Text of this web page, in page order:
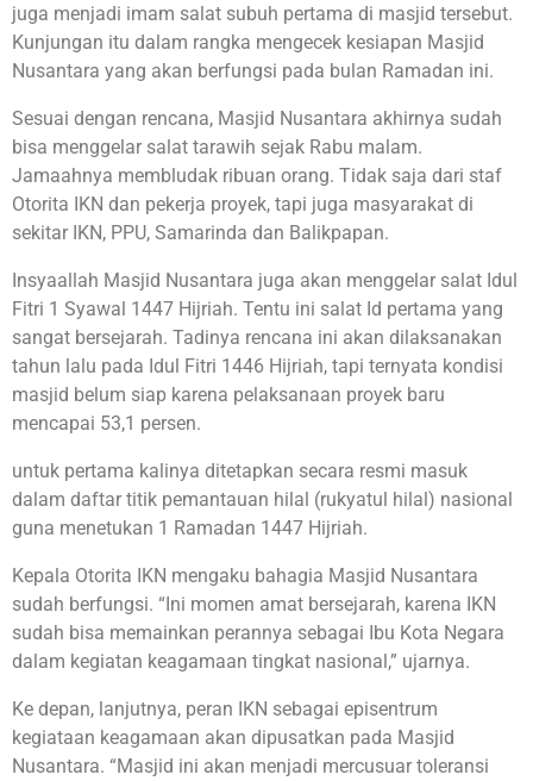
juga menjadi imam salat subuh pertama di masjid tersebut.
Kunjungan itu dalam rangka mengecek kesiapan Masjid
Nusantara yang akan berfungsi pada bulan Ramadan ini.
Sesuai dengan rencana, Masjid Nusantara akhirnya sudah
bisa menggelar salat tarawih sejak Rabu malam.
Jamaahnya membludak ribuan orang. Tidak saja dari staf
Otorita IKN dan pekerja proyek, tapi juga masyarakat di
sekitar IKN, PPU, Samarinda dan Balikpapan.
Insyaallah Masjid Nusantara juga akan menggelar salat Idul
Fitri 1 Syawal 1447 Hijriah. Tentu ini salat Id pertama yang
sangat bersejarah. Tadinya rencana ini akan dilaksanakan
tahun lalu pada Idul Fitri 1446 Hijriah, tapi ternyata kondisi
masjid belum siap karena pelaksanaan proyek baru
mencapai 53,1 persen.
untuk pertama kalinya ditetapkan secara resmi masuk
dalam daftar titik pemantauan hilal (rukyatul hilal) nasional
guna menetukan 1 Ramadan 1447 Hijriah.
Kepala Otorita IKN mengaku bahagia Masjid Nusantara
sudah berfungsi. “Ini momen amat bersejarah, karena IKN
sudah bisa memainkan perannya sebagai Ibu Kota Negara
dalam kegiatan keagamaan tingkat nasional,” ujarnya.
Ke depan, lanjutnya, peran IKN sebagai episentrum
kegiataan keagamaan akan dipusatkan pada Masjid
Nusantara. “Masjid ini akan menjadi mercusuar toleransi